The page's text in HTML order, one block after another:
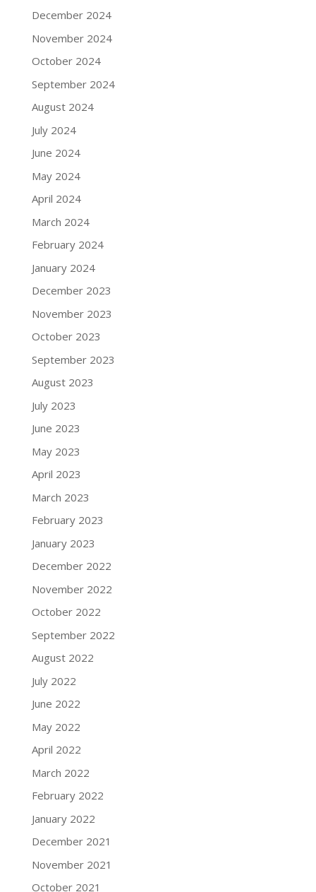
December 2024
November 2024
October 2024
September 2024
August 2024
July 2024
June 2024
May 2024
April 2024
March 2024
February 2024
January 2024
December 2023
November 2023
October 2023
September 2023
August 2023
July 2023
June 2023
May 2023
April 2023
March 2023
February 2023
January 2023
December 2022
November 2022
October 2022
September 2022
August 2022
July 2022
June 2022
May 2022
April 2022
March 2022
February 2022
January 2022
December 2021
November 2021
October 2021